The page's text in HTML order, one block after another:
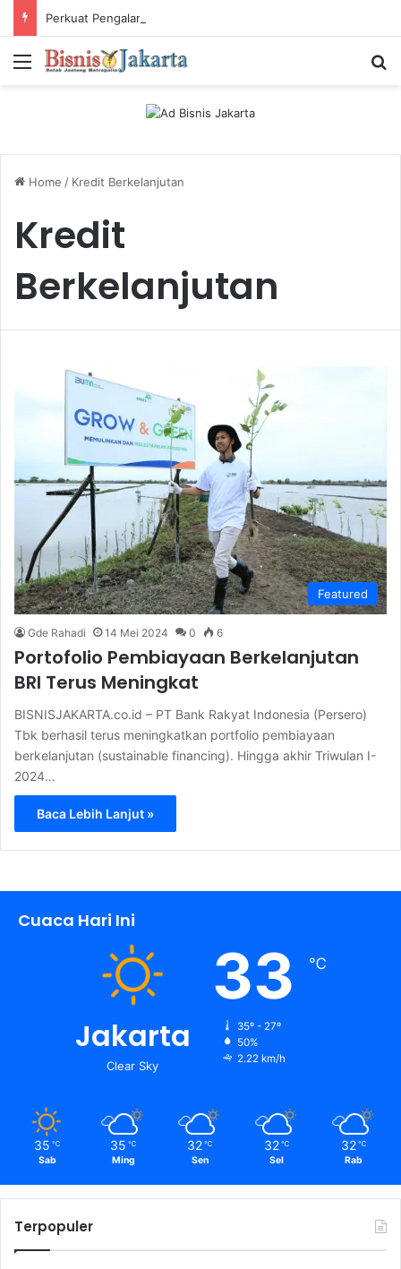
Menu
Home / Kredit Berkelanjutan
Kredit
Berkelanjutan
Featured
Gde Rahadi 14 Mei 2024 0 6
Portofolio Pembiayaan Berkelanjutan
BRI Terus Meningkat
BISNISJAKARTA.co.id – PT Bank Rakyat Indonesia (Persero)
Tbk berhasil terus meningkatkan portfolio pembiayaan
berkelanjutan (sustainable financing). Hingga akhir Triwulan I-
2024…
Baca Lebih Lanjut »
Cuaca Hari Ini
Jakarta
Clear Sky
33 ℃
35º - 27º
50%
2.22 km/h
35 ℃
Sab
35 ℃
Ming
32 ℃
Sen
32 ℃
Sel
32 ℃
Rab
Terpopuler